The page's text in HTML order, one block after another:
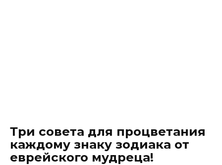
Три совета для процветания
каждому знаку зодиака от
еврейского мудреца!